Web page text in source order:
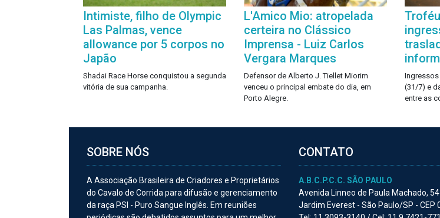
Intimiste, filho de Olympic
Las Palmas, vence
allowance por 5 corpos no
Japão
Shadai Race Horse conquistou a segunda
vitória de sua campanha.
L'Amico Mio: atropelada
certeira no Clássico
Imprensa - Luiz Carlos
Vergara Marques
Defensor de Alberto J. Tiellet Miorim
venceu o principal embate do dia, em
Porto Alegre.
Ingressos
(31/7) e
entre as
SOBRE NÓS
A Associação Brasileira de Criadores e Proprietários
do Cavalo de Corrida para difusão e gerenciamento
da raça PSI - Puro Sangue Inglês. Em reuniões
CONTATO
A.B.C.P.C.C. SÃO PAULO
Avenida Linneo de Paula Machado,
Jardim Everest - São Paulo/SP - CEP